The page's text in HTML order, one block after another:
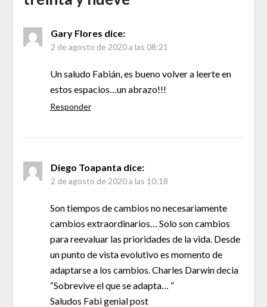
Gary Flores dice:
2 de agosto de 2020 a las 08:21
Un saludo Fabián, es bueno volver a leerte en
estos espacios…un abrazo!!!
Responder
Diego Toapanta dice:
2 de agosto de 2020 a las 10:18
Son tiempos de cambios no necesariamente
cambios extraordinarios… Solo son cambios
para reevaluar las prioridades de la vida. Desde
un punto de vista evolutivo es momento de
adaptarse a los cambios. Charles Darwin decia
“Sobrevive el que se adapta… ”
Saludos Fabi genial post